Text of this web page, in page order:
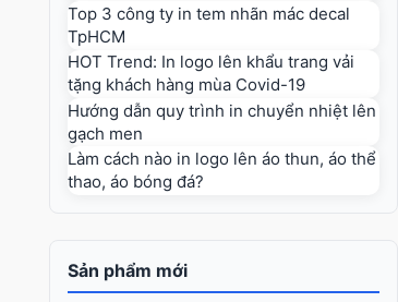
Top 3 công ty in tem nhãn mác decal
TpHCM
HOT Trend: In logo lên khẩu trang vải
tặng khách hàng mùa Covid-19
Hướng dẫn quy trình in chuyển nhiệt lên
gạch men
Làm cách nào in logo lên áo thun, áo thể
thao, áo bóng đá?
Sản phẩm mới